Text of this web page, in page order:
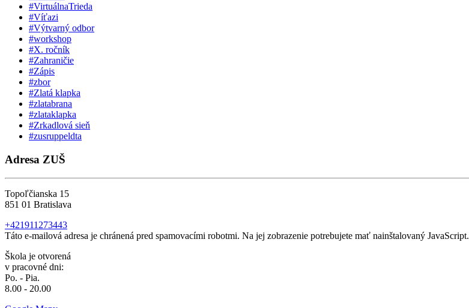
#VirtuálnaTrieda
#Víťazi
#Výtvarný odbor
#workshop
#X. ročník
#Zahraničie
#Zápis
#zbor
#Zlatá klapka
#zlatabrana
#zlataklapka
#Zrkadlová sieň
#zusruppeldta
Adresa ZUŠ
Topoľčianska 15
851 01 Bratislava
+421911273443
Táto e-mailová adresa je chránená pred spamovacími robotmi. Na jej zobrazenie potrebujete mať nainštalovaný JavaScript.
Škola je otvorená
v pracovné dni:
Po. - Pia.
8.00 - 20.00